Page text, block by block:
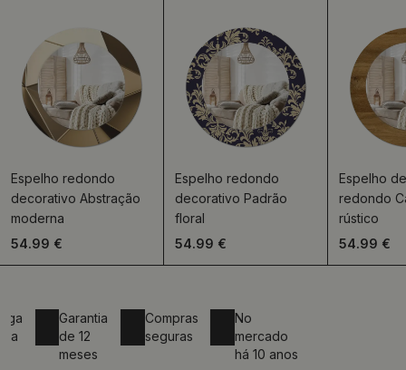
Espelho redondo
decorativo Abstração
moderna
54.99 €
Espelho redondo
decorativo Padrão
floral
54.99 €
Espelho
redondo
rústico
54.99 €
Garantia
de 12
meses
Compras
seguras
mercado
há 10 anos